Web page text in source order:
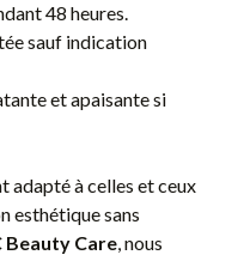
48 heures.
sauf indication
et apaisante si
adapté à celles et ceux
esthétique sans
Beauty Care, nous